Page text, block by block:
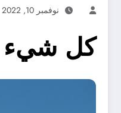
نوفمبر 10, 2022
كل شيء